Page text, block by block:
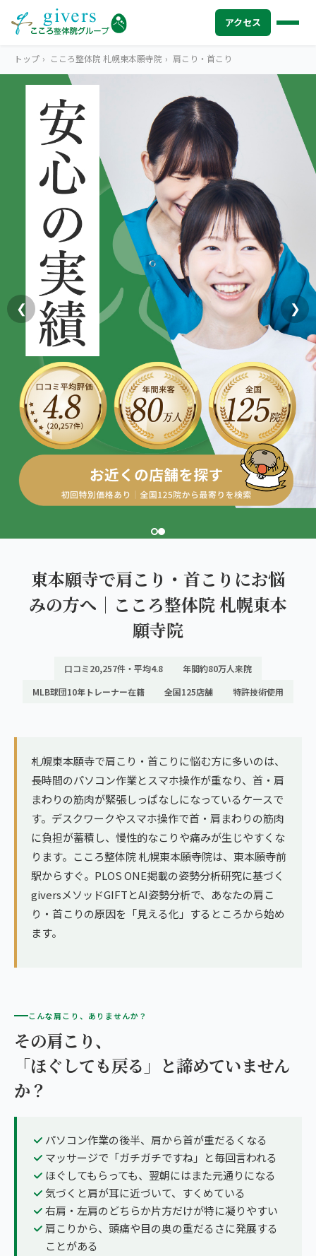
アクセス
HOME トップ
SYMPTOMS 症状から探す
腰痛
肩こり・首こり
四十肩・五十肩
膝痛・関節痛
股関節の痛み
産後の不調・体型の崩れ
骨盤の傾き・歪み
坐骨神経痛
ぎっくり腰
寝違え
姿勢矯正
疲労回復
MENU メニューから探す
STORE 店舗一覧
AREA エリアから探す
北海道
札幌エリア（13院）
東北
仙台エリア（4院）
関東
池袋エリア（3院）
新宿エリア（3院）
高田馬場エリア（2院）
立川エリア（2院）
→ エリア一覧（全11エリア）
ABOUT US 私たちについて
こころ整体院グループについて
初めての方へ
giversメソッドGIFT
研究・論文
医師・専門家からの推薦
メディア・実績
お知らせ
コラム
ご予約はこちら
OUR CONCEPT
とらわれないカラダを。
トップ › こころ整体院 札幌東本願寺院 › 肩こり・首こり
❮ ❯
東本願寺で肩こり・首こりにお悩
みの方へ｜こころ整体院 札幌東本
願寺院
口コミ20,257件・平均4.8
年間約80万人来院
MLB球団10年トレーナー在籍
全国125店舗 特許技術使用
札幌東本願寺で肩こり・首こりに悩む方に多いのは、
長時間のパソコン作業とスマホ操作が重なり、首・肩
まわりの筋肉が緊張しっぱなしになっているケースで
す。デスクワークやスマホ操作で首・肩まわりの筋肉
に負担が蓄積し、慢性的なこりや痛みが生じやすくな
ります。こころ整体院 札幌東本願寺院は、東本願寺前
駅からすぐ。PLOS ONE掲載の姿勢分析研究に基づく
giversメソッドGIFTとAI姿勢分析で、あなたの肩こ
り・首こりの原因を「見える化」するところから始め
ます。
こんな肩こり、ありませんか？
その肩こり、
「ほぐしても戻る」と諦めていません
か？
パソコン作業の後半、肩から首が重だるくなる
マッサージで「ガチガチですね」と毎回言われる
ほぐしてもらっても、翌朝にはまた元通りになる
気づくと肩が耳に近づいて、すくめている
右肩・左肩のどちらか片方だけが特に凝りやすい
肩こりから、頭痛や目の奥の重だるさに発展する
ことがある